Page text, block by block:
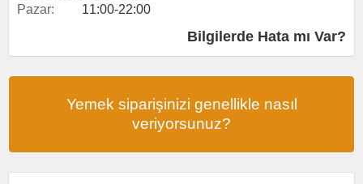
Pazar:
11:00-22:00
Bilgilerde Hata mı Var?
Yemek siparişinizi genellikle nasıl
veriyorsunuz?